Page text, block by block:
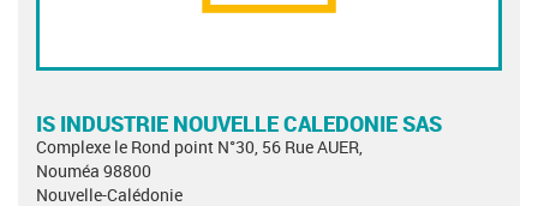
IS INDUSTRIE NOUVELLE CALEDONIE SAS
Complexe le Rond point N°30, 56 Rue AUER,
Nouméa 98800
Nouvelle-Calédonie